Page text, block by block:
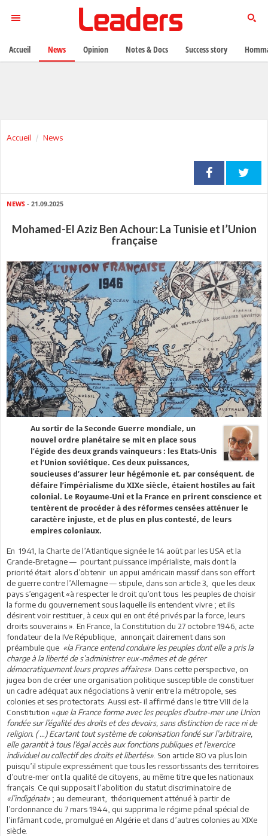
Accueil News
NEWS - 21.09.2025
Mohamed-El Aziz Ben Achour: La Tunisie et l’Union
française
Au sortir de la Seconde Guerre mondiale, un
nouvel ordre planétaire se mit en place sous
l’égide des deux grands vainqueurs : les Etats-Unis
et l’Union soviétique. Ces deux puissances,
soucieuses d’assurer leur hégémonie et, par conséquent, de
défaire l’impérialisme du XIXe siècle, étaient hostiles au fait
colonial. Le Royaume-Uni et la France en prirent conscience et
tentèrent de procéder à des réformes censées atténuer le
caractère injuste, et de plus en plus contesté, de leurs
empires coloniaux.
En 1941, la Charte de l’Atlantique signée le 14 août par les USA et la
Grande-Bretagne — pourtant puissance impérialiste, mais dont la
priorité était alors d’obtenir un appui américain massif dans son effort
de guerre contre l’Allemagne — stipule, dans son article 3, que les deux
pays s’engagent «à respecter le droit qu’ont tous les peuples de choisir
la forme du gouvernement sous laquelle ils entendent vivre ; et ils
désirent voir restituer, à ceux qui en ont été privés par la force, leurs
droits souverains ». En France, la Constitution du 27 octobre 1946, acte
fondateur de la IVe République, annonçait clairement dans son
préambule que «la France entend conduire les peuples dont elle a pris la
charge à la liberté de s’administrer eux-mêmes et de gérer
démocratiquement leurs propres affaires» . Dans cette perspective, on
jugea bon de créer une organisation politique susceptible de constituer
un cadre adéquat aux négociations à venir entre la métropole, ses
colonies et ses protectorats. Aussi est- il affirmé dans le titre VIII de la
Constitution «que la France forme avec les peuples d’outre-mer une Union
fondée sur l’égalité des droits et des devoirs, sans distinction de race ni de
religion. ( …) Ecartant tout système de colonisation fondé sur l’arbitraire,
elle garantit à tous l’égal accès aux fonctions publiques et l’exercice
individuel ou collectif des droits et libertés» . Son article 80 va plus loin
puisqu’il stipule expressément que tous les ressortissants des territoires
d’outre-mer ont la qualité de citoyens, au même titre que les nationaux
français. Ce qui supposait l’abolition du statut discriminatoire de
«l’indigénat» ; au demeurant, théoriquement atténué à partir de
l’ordonnance du 7 mars 1944, qui supprima le régime pénal spécial de
l’infâmant code, promulgué en Algérie et dans d’autres colonies au XIXe
siècle.
Accueil News Opinion Notes & Docs Success story